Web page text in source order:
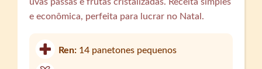
e econômica, perfeita para lucrar no Natal.
Ren: 14 panetones pequenos